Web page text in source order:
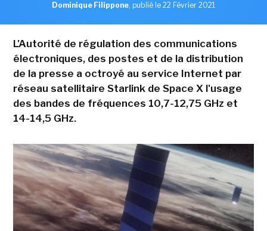
Dominique Filippone, publié le 22 Février 2021
L'Autorité de régulation des communications
électroniques, des postes et de la distribution
de la presse a octroyé au service Internet par
réseau satellitaire Starlink de Space X l'usage
des bandes de fréquences 10,7-12,75 GHz et
14-14,5 GHz.